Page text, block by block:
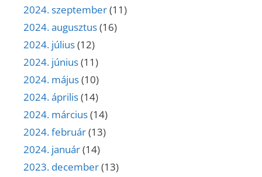
2024. szeptember(11)
2024. augusztus(16)
2024. július(12)
2024. június(11)
2024. május(10)
2024. április(14)
2024. március(14)
2024. február(13)
2024. január(14)
2023. december(13)